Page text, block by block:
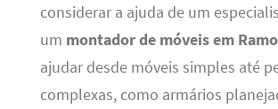
considerar a ajuda de um
um montador de móveis em
ajudar desde móveis simples até
complexas, como armários